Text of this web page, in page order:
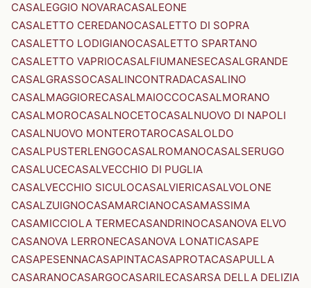
CASALEGGIO NOVARACASALEONE
CASALETTO CEREDANOCASALETTO DI SOPRA
CASALETTO LODIGIANOCASALETTO SPARTANO
CASALETTO VAPRIOCASALFIUMANESECASALGRANDE
CASALGRASSOCASALINCONTRADACASALINO
CASALMAGGIORECASALMAIOCCOCASALMORANO
CASALMOROCASALNOCETOCASALNUOVO DI NAPOLI
CASALNUOVO MONTEROTAROCASALOLDO
CASALPUSTERLENGOCASALROMANOCASALSERUGO
CASALUCECASALVECCHIO DI PUGLIA
CASALVECCHIO SICULOCASALVIERICASALVOLONE
CASALZUIGNOCASAMARCIANOCASAMASSIMA
CASAMICCIOLA TERMECASANDRINOCASANOVA ELVO
CASANOVA LERRONECASANOVA LONATICASAPE
CASAPESENNACASAPINTACASAPROTACASAPULLA
CASARANOCASARGOCASARILECASARSA DELLA DELIZIA